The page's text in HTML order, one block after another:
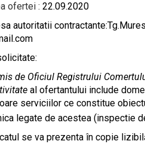
ofertei : 22.09.2020
autoritatii
de Oficiul Registrului
al ofertantului include
serviciilor ce constitue
legate de acestea (inspectie
se va prezenta în copie